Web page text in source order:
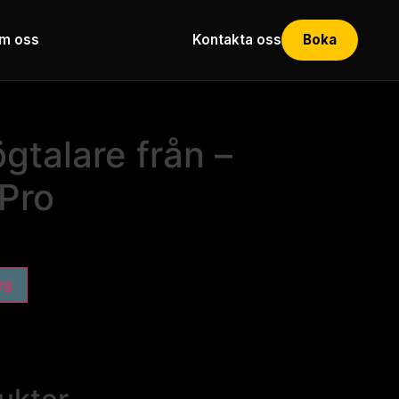
oss Kontakta oss Boka
från –